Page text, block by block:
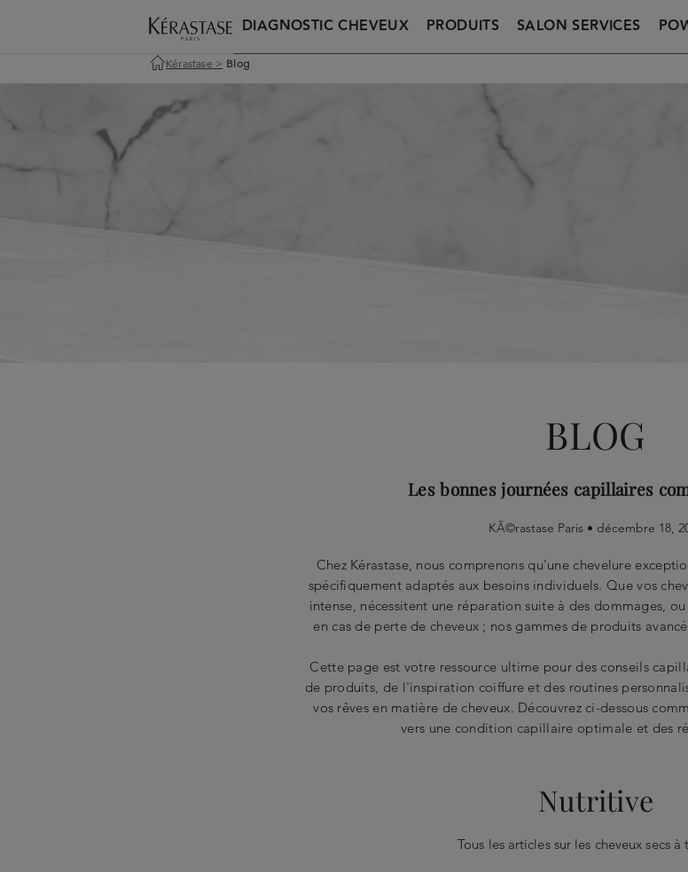
DIAGNOSTIC CHEVEUX PRODUITS SALON SERVICES
Kérastase > Blog
BLOG
Les bonnes journées capillaires
KÃ©rastase Paris • décembre 18,
Chez Kérastase, nous comprenons qu'une chevelure
spécifiquement adaptés aux besoins individuels. Que vos
intense, nécessitent une réparation suite à des dommages,
en cas de perte de cheveux ; nos gammes de produits
Cette page est votre ressource ultime pour des conseils
de produits, de l'inspiration coiffure et des routines
vos rêves en matière de cheveux. Découvrez ci-dessous
vers une condition capillaire optimale et des
Nutritive
Tous les articles sur les cheveux secs à